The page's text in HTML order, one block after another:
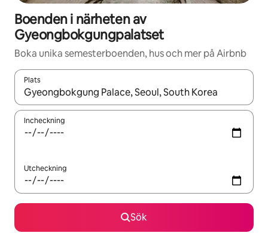
Boenden i närheten av
Gyeongbokgungpalatset
Boka unika semesterboenden, hus och mer på Airbnb
Plats
När resultaten är tillgängliga kan du navigera med upp- och
Incheckning
Utcheckning
Sök